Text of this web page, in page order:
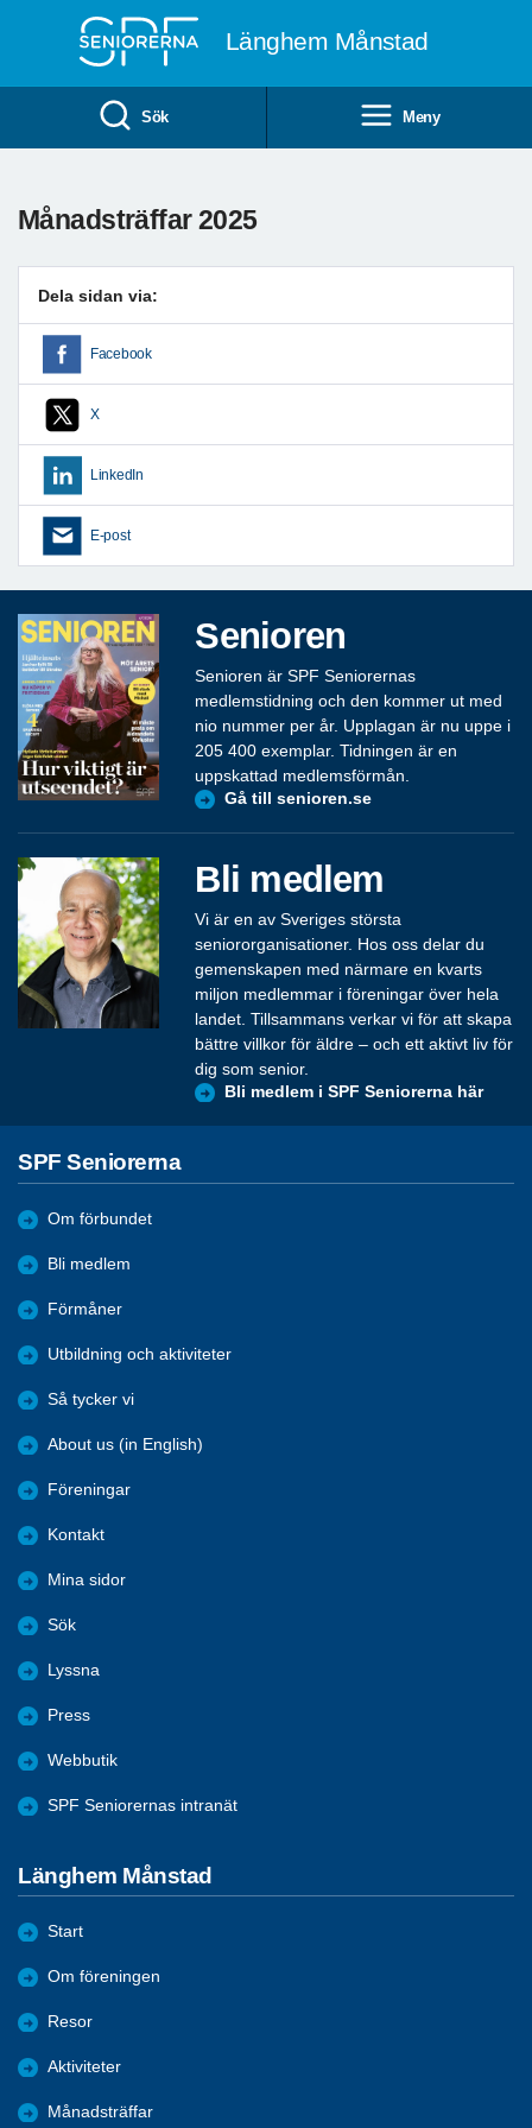
Länghem Månstad
Sök Meny
Månadsträffar 2025
Dela sidan via:
Facebook
X
LinkedIn
E-post
Senioren
Senioren är SPF Seniorernas
medlemstidning och den kommer ut med
nio nummer per år. Upplagan är nu uppe i
205 400 exemplar. Tidningen är en
uppskattad medlemsförmån.
Gå till senioren.se
Bli medlem
Vi är en av Sveriges största
seniororganisationer. Hos oss delar du
gemenskapen med närmare en kvarts
miljon medlemmar i föreningar över hela
landet. Tillsammans verkar vi för att skapa
bättre villkor för äldre – och ett aktivt liv för
dig som senior.
Bli medlem i SPF Seniorerna här
SPF Seniorerna
Om förbundet
Bli medlem
Förmåner
Utbildning och aktiviteter
Så tycker vi
About us (in English)
Föreningar
Kontakt
Mina sidor
Sök
Lyssna
Press
Webbutik
SPF Seniorernas intranät
Länghem Månstad
Start
Om föreningen
Resor
Aktiviteter
Månadsträffar